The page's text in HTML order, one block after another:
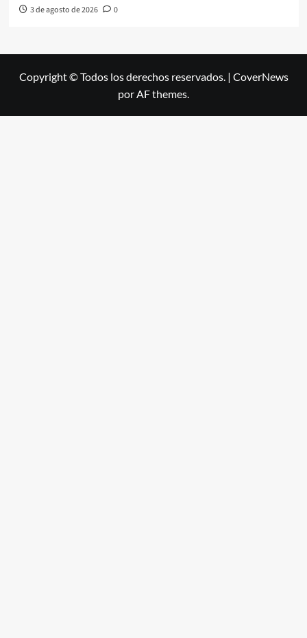
3 de agosto de 2026 0
Copyright © Todos los derechos reservados. | CoverNews
por AF themes.